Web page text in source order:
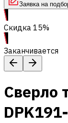
Заявка на
Скидка 15%
Заканчивается
Сверло